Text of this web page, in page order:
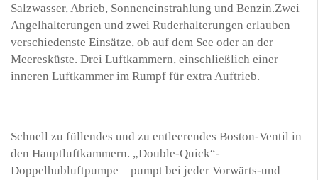
Salzwasser, Abrieb, Sonneneinstrahlung und Benzin.Zwei
Angelhalterungen und zwei Ruderhalterungen erlauben
verschiedenste Einsätze, ob auf dem See oder an der
Meeresküste. Drei Luftkammern, einschließlich einer
inneren Luftkammer im Rumpf für extra Auftrieb.
Schnell zu füllendes und zu entleerendes Boston-Ventil in
den Hauptluftkammern. „Double-Quick“-
Doppelhubluftpumpe – pumpt bei jeder Vorwärts-und